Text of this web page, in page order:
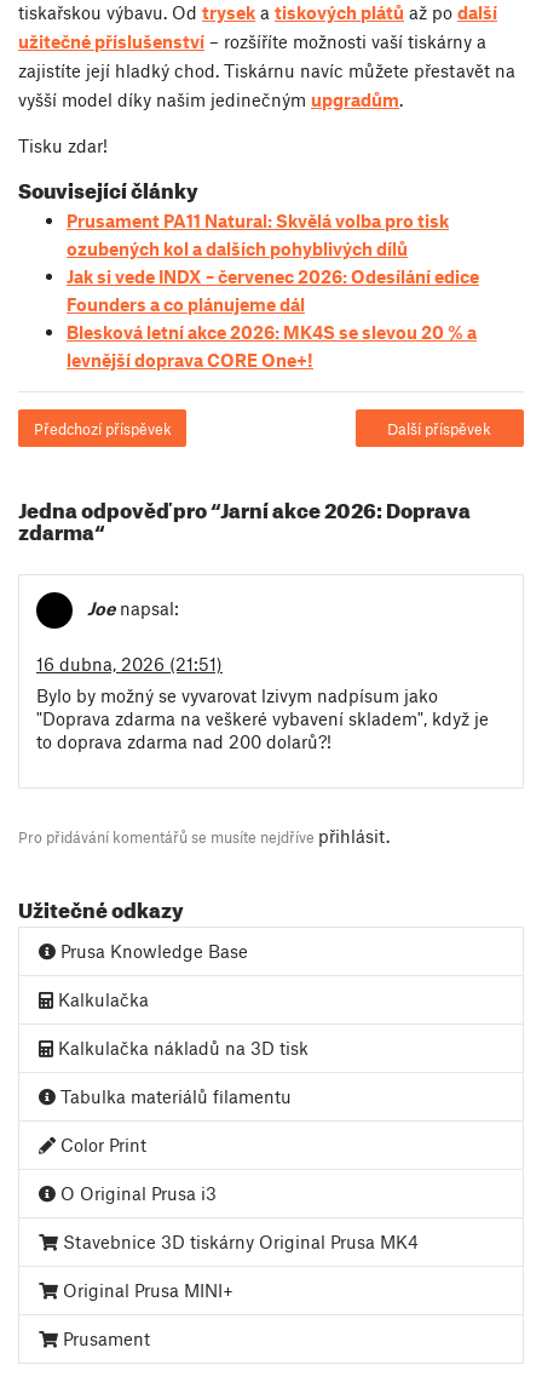
tiskařskou výbavu. Od trysek a tiskových plátů až po další
užitečné příslušenství – rozšíříte možnosti vaší tiskárny a
zajistíte její hladký chod. Tiskárnu navíc můžete přestavět na
vyšší model díky našim jedinečným upgradům.
Tisku zdar!
Související články
Prusament PA11 Natural: Skvělá volba pro tisk
ozubených kol a dalších pohyblivých dílů
Jak si vede INDX – červenec 2026: Odesílání edice
Founders a co plánujeme dál
Blesková letní akce 2026: MK4S se slevou 20 % a
levnější doprava CORE One+!
Předchozí příspěvek Další příspěvek
Jedna odpověď pro “Jarní akce 2026: Doprava
zdarma“
Joe napsal:
16 dubna, 2026 (21:51)
Bylo by možný se vyvarovat lzivym nadpísum jako
"Doprava zdarma na veškeré vybavení skladem", když je
to doprava zdarma nad 200 dolarů?!
Pro přidávání komentářů se musíte nejdříve přihlásit.
Užitečné odkazy
Prusa Knowledge Base
Kalkulačka
Kalkulačka nákladů na 3D tisk
Tabulka materiálů filamentu
Color Print
O Original Prusa i3
Stavebnice 3D tiskárny Original Prusa MK4
Original Prusa MINI+
Prusament